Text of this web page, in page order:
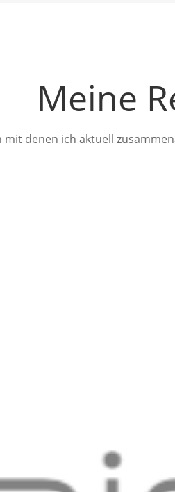
Meine
denen ich aktuell